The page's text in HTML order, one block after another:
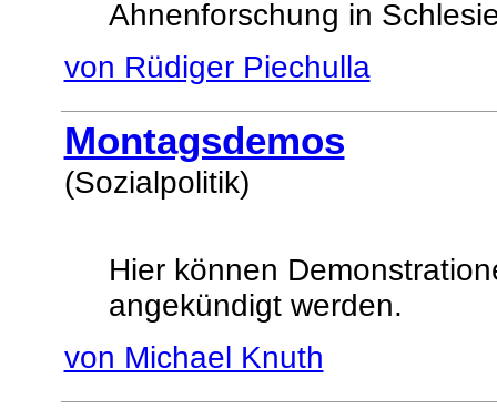
Ahnenforschung in
von Rüdiger Piechulla
Montagsdemos
(Sozialpolitik)
Hier können
angekündigt werden.
von Michael Knuth